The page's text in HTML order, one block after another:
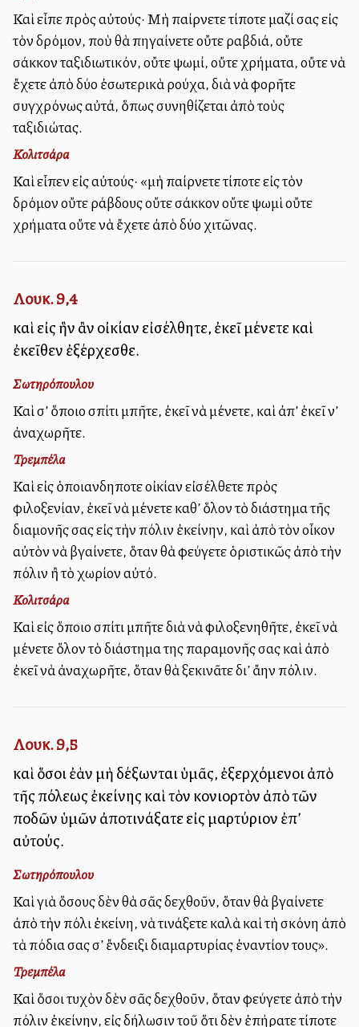
Καὶ εἶπε πρὸς αὐτούς· Μὴ παίρνετε τίποτε μαζί σας εἰς
τὸν δρόμον, ποὺ θὰ πηγαίνετε οὔτε ραβδιά, οὔτε
σάκκον ταξιδιωτικόν, οὔτε ψωμί, οὔτε χρήματα, οὔτε νὰ
ἔχετε ἀπὸ δύο ἐσωτερικὰ ρούχα, διὰ νὰ φορῆτε
συγχρόνως αὐτά, ὅπως συνηθίζεται ἀπὸ τοὺς
ταξιδιώτας.
Κολιτσάρα
Καὶ εἶπεν εἰς αὐτούς· «μὴ παίρνετε τίποτε εἰς τὸν
δρόμον οὔτε ράβδους οὔτε σάκκον οὔτε ψωμὶ οὔτε
χρήματα οὔτε νὰ ἔχετε ἀπὸ δύο χιτῶνας.
Λουκ. 9,4
καὶ εἰς ἣν ἂν οἰκίαν εἰσέλθητε, ἐκεῖ μένετε καὶ
ἐκεῖθεν ἐξέρχεσθε.
Σωτηρόπουλου
Καὶ σ’ ὅποιο σπίτι μπῆτε, ἐκεῖ νὰ μένετε, καὶ ἀπ’ ἐκεῖ ν’
ἀναχωρῆτε.
Τρεμπέλα
Καὶ εἰς ὁποιανδηποτε οἰκίαν εἰσέλθετε πρὸς
φιλοξενίαν, ἐκεῖ νὰ μένετε καθ’ ὅλον τὸ διάστημα τῆς
διαμονῆς σας εἰς τὴν πόλιν ἐκείνην, καὶ ἀπὸ τὸν οἶκον
αὐτὸν νὰ βγαίνετε, ὅταν θὰ φεύγετε ὁριστικῶς ἀπὸ τὴν
πόλιν ἢ τὸ χωρίον αὐτό.
Κολιτσάρα
Καὶ εἰς ὅποιο σπίτι μπῆτε διὰ νὰ φιλοξενηθῆτε, ἐκεῖ νὰ
μένετε ὅλον τὸ διάστημα της παραμονῆς σας καὶ ἀπὸ
ἐκεῖ νὰ ἀναχωρῆτε, ὅταν θὰ ξεκινᾶτε δι’ ἄλλην πόλιν.
Λουκ. 9,5
καὶ ὅσοι ἐὰν μὴ δέξωνται ὑμᾶς, ἐξερχόμενοι ἀπὸ
τῆς πόλεως ἐκείνης καὶ τὸν κονιορτὸν ἀπὸ τῶν
ποδῶν ὑμῶν ἀποτινάξατε εἰς μαρτύριον ἐπ’
αὐτούς.
Σωτηρόπουλου
Καὶ γιὰ ὅσους δὲν θὰ σᾶς δεχθοῦν, ὅταν θὰ βγαίνετε
ἀπὸ τὴν πόλι ἐκείνη, νὰ τινάξετε καλὰ καὶ τὴ σκόνη ἀπὸ
τὰ πόδια σας σ’ ἔνδειξι διαμαρτυρίας ἐναντίον τους».
Τρεμπέλα
Καὶ ὅσοι τυχὸν δὲν σᾶς δεχθοῦν, ὅταν φεύγετε ἀπὸ τὴν
πόλιν ἐκείνην, εἰς δήλωσιν τοῦ ὅτι δὲν ἐπήρατε τίποτε